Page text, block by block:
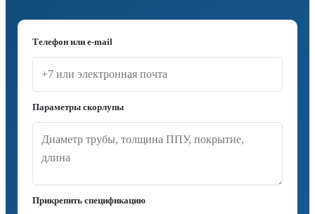
Телефон или e-mail
Параметры скорлупы
Прикрепить спецификацию